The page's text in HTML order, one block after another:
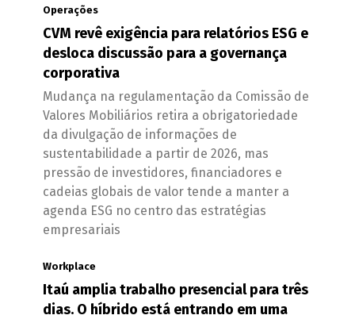
Operações
CVM revê exigência para relatórios ESG e
desloca discussão para a governança
corporativa
Mudança na regulamentação da Comissão de
Valores Mobiliários retira a obrigatoriedade
da divulgação de informações de
sustentabilidade a partir de 2026, mas
pressão de investidores, financiadores e
cadeias globais de valor tende a manter a
agenda ESG no centro das estratégias
empresariais
Workplace
Itaú amplia trabalho presencial para três
dias. O híbrido está entrando em uma